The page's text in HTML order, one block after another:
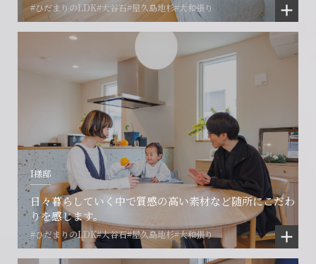
#ひだまりのLDK#大谷石#屋久島地杉#大和張り
I様邸
日々暮らしていく中で質感の高い素材など随所にこだわ
りを感じます。
#ひだまりのLDK#大谷石#屋久島地杉#大和張り